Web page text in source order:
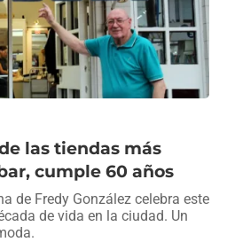
las tiendas más
cumple 60 años
de Fredy González celebra este
de vida en la ciudad. Un